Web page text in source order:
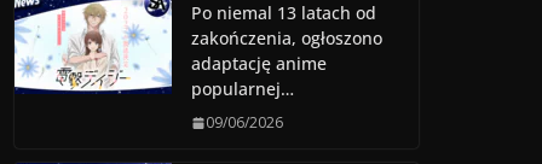
Po niemal 13 latach od
zakończenia, ogłoszono
adaptację anime
popularnej…
09/06/2026